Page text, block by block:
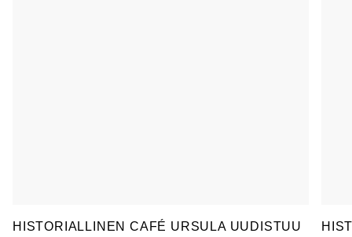
HISTORIALLINEN CAFÉ URSULA UUDISTUU